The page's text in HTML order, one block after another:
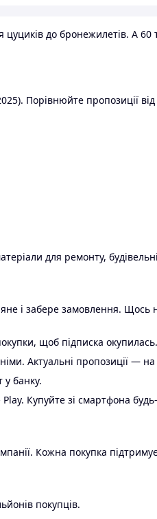
до бронежилетів. А 60
Порівнюйте пропозиції
для ремонту,
і забере замовлення.
щоб підписка окупилась.
Актуальні пропозиції — на
у банку.
Купуйте зі смартфона
Кожна покупка
покупців.